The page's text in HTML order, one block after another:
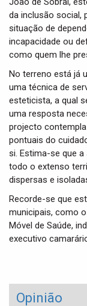
da inclusão social,
situação de
incapacidade ou
como quem lhe
No terreno está já
uma técnica de
esteticista, a qual
uma resposta
projecto
pontuais do
si. Estima-se que
todo o extenso
dispersas e
Recorde-se que
municipais, como
Móvel de Saúde,
executivo
Opinião